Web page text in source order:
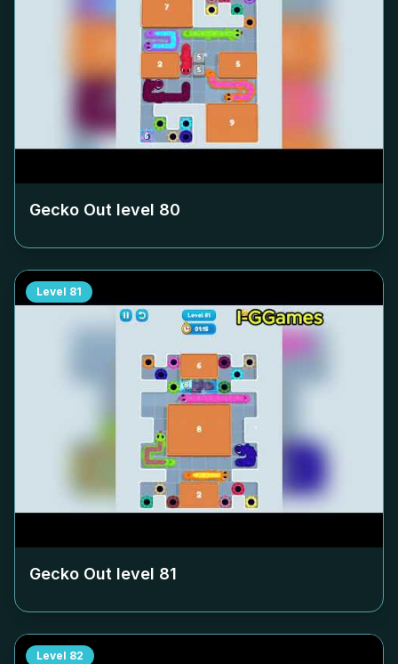
Gecko Out level 80
Level 81
Gecko Out level 81
Level 82